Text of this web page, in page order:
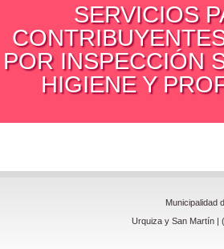
SERVICIOS
POR INSPECCIÓN
HIGIENE Y
Municipalidad
Urquiza y San Martín |